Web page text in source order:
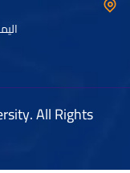
All Rights